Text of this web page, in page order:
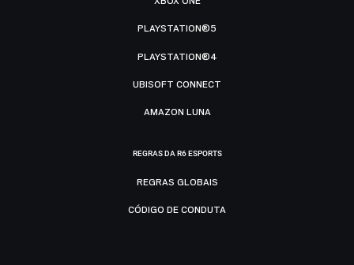
PLAYSTATION®5
PLAYSTATION®4
UBISOFT CONNECT
AMAZON LUNA
REGRAS DA R6 ESPORTS
REGRAS GLOBAIS
CÓDIGO DE CONDUTA